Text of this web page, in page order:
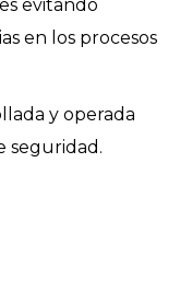
evitando
en los procesos
y operada
seguridad.